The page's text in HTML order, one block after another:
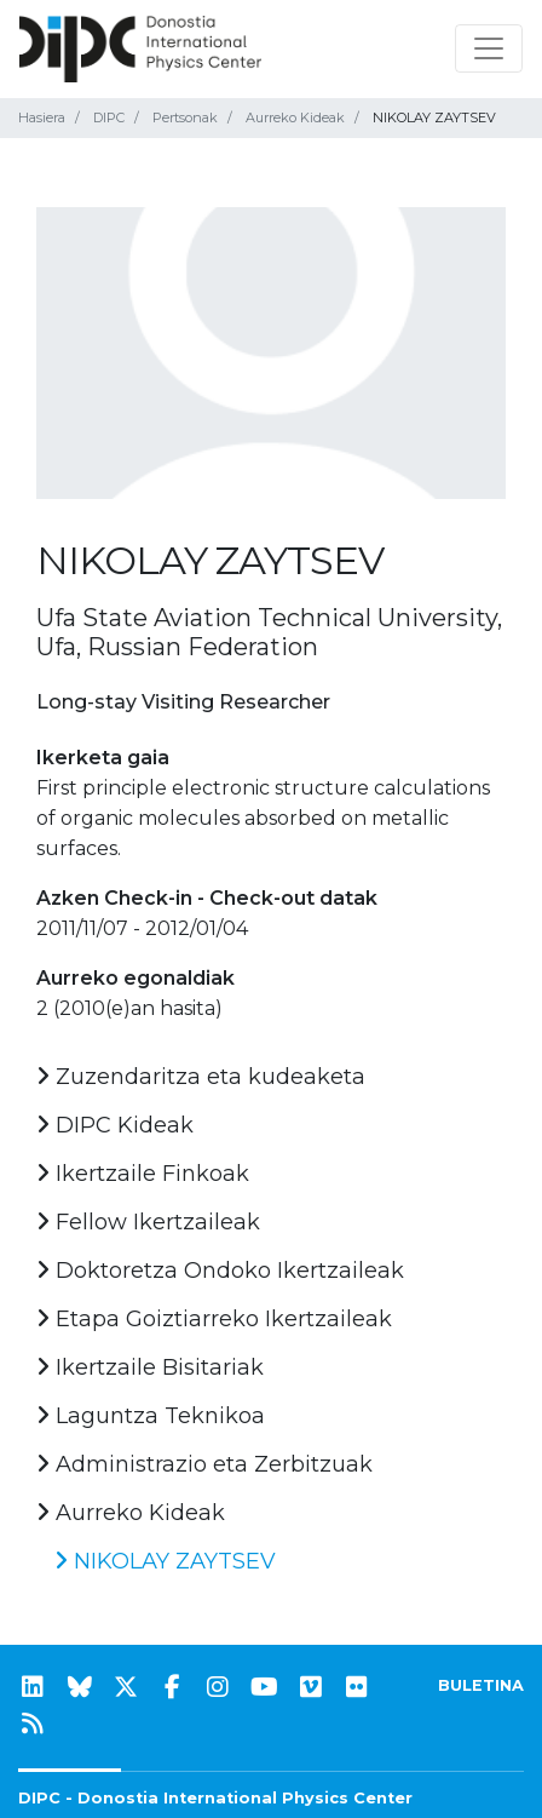
Hasiera DIPC Pertsonak Aurreko Kideak NIKOLAY ZAYTSEV
NIKOLAY ZAYTSEV
Ufa State Aviation Technical University,
Ufa, Russian Federation
Long-stay Visiting Researcher
Ikerketa gaia
First principle electronic structure calculations
of organic molecules absorbed on metallic
surfaces.
Azken Check-in - Check-out datak
2011/11/07 - 2012/01/04
Aurreko egonaldiak
2 (2010(e)an hasita)
Zuzendaritza eta kudeaketa
DIPC Kideak
Ikertzaile Finkoak
Fellow Ikertzaileak
Doktoretza Ondoko Ikertzaileak
Etapa Goiztiarreko Ikertzaileak
Ikertzaile Bisitariak
Laguntza Teknikoa
Administrazio eta Zerbitzuak
Aurreko Kideak
NIKOLAY ZAYTSEV
BULETINA
DIPC - Donostia International Physics Center